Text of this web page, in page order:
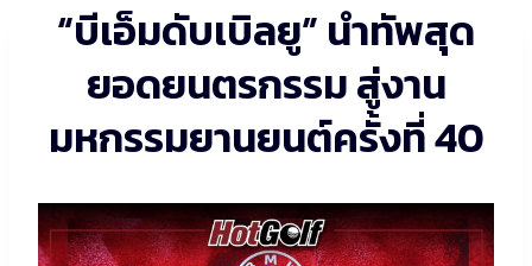
“บีเอ็มดับเบิลยู” นำทัพสุด
ยอดยนตรกรรม สู่งาน
มหกรรมยานยนต์ครั้งที่ 40